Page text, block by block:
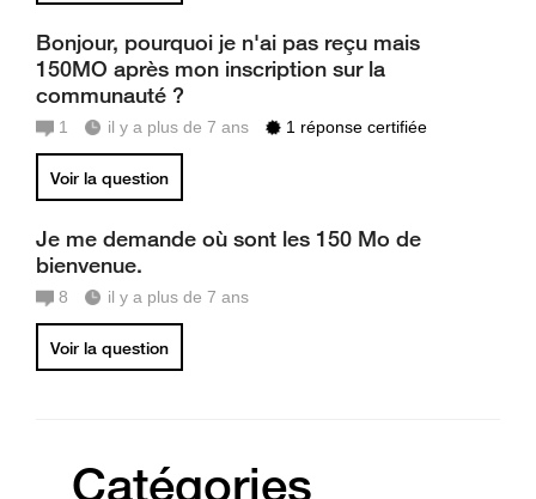
Bonjour, pourquoi je n'ai pas reçu mais
150MO après mon inscription sur la
communauté ?
1 il y a plus de 7 ans 1 réponse certifiée
Voir la question
Je me demande où sont les 150 Mo de
bienvenue.
8 il y a plus de 7 ans
Voir la question
Catégories